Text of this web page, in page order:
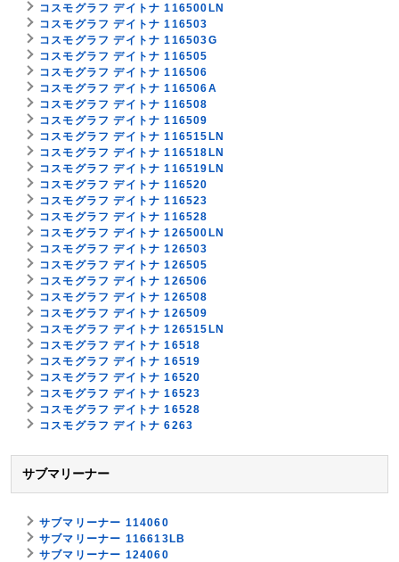
コスモグラフ デイトナ 116500LN
コスモグラフ デイトナ 116503
コスモグラフ デイトナ 116503G
コスモグラフ デイトナ 116505
コスモグラフ デイトナ 116506
コスモグラフ デイトナ 116506A
コスモグラフ デイトナ 116508
コスモグラフ デイトナ 116509
コスモグラフ デイトナ 116515LN
コスモグラフ デイトナ 116518LN
コスモグラフ デイトナ 116519LN
コスモグラフ デイトナ 116520
コスモグラフ デイトナ 116523
コスモグラフ デイトナ 116528
コスモグラフ デイトナ 126500LN
コスモグラフ デイトナ 126503
コスモグラフ デイトナ 126505
コスモグラフ デイトナ 126506
コスモグラフ デイトナ 126508
コスモグラフ デイトナ 126509
コスモグラフ デイトナ 126515LN
コスモグラフ デイトナ 16518
コスモグラフ デイトナ 16519
コスモグラフ デイトナ 16520
コスモグラフ デイトナ 16523
コスモグラフ デイトナ 16528
コスモグラフ デイトナ 6263
サブマリーナー
サブマリーナー 114060
サブマリーナー 116613LB
サブマリーナー 124060